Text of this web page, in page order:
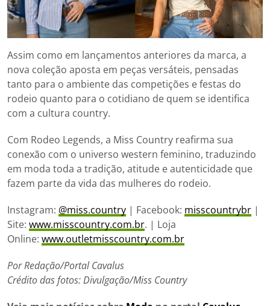
Assim como em lançamentos anteriores da marca, a
nova coleção aposta em peças versáteis, pensadas
tanto para o ambiente das competições e festas do
rodeio quanto para o cotidiano de quem se identifica
com a cultura country.
Com Rodeo Legends, a Miss Country reafirma sua
conexão com o universo western feminino, traduzindo
em moda toda a tradição, atitude e autenticidade que
fazem parte da vida das mulheres do rodeio.
Instagram: @miss.country | Facebook: misscountrybr |
Site: www.misscountry.com.br. | Loja
Online: www.outletmisscountry.com.br
Por Redação/Portal Cavalus
Crédito das fotos: Divulgação/Miss Country